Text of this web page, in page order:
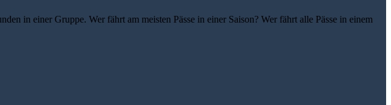
in einer Gruppe. Wer fährt am meisten Pässe in einer Saison? Wer fährt alle Pässe in einem